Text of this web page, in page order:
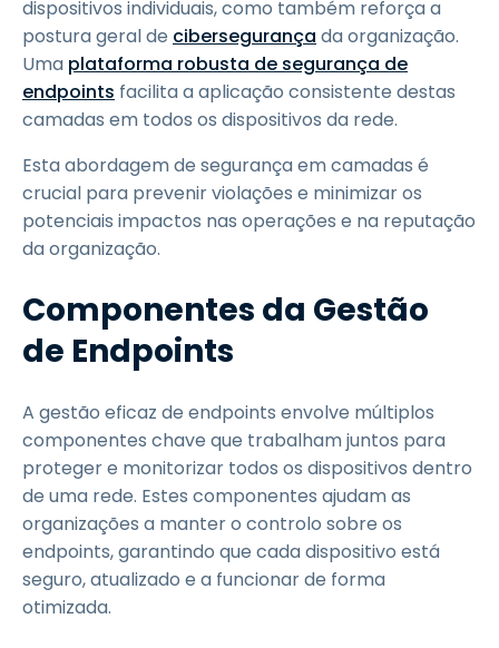
dispositivos individuais, como também reforça a
postura geral de cibersegurança da organização.
Uma plataforma robusta de segurança de
endpoints facilita a aplicação consistente destas
camadas em todos os dispositivos da rede.
Esta abordagem de segurança em camadas é
crucial para prevenir violações e minimizar os
potenciais impactos nas operações e na reputação
da organização.
Componentes da Gestão
de Endpoints
A gestão eficaz de endpoints envolve múltiplos
componentes chave que trabalham juntos para
proteger e monitorizar todos os dispositivos dentro
de uma rede. Estes componentes ajudam as
organizações a manter o controlo sobre os
endpoints, garantindo que cada dispositivo está
seguro, atualizado e a funcionar de forma
otimizada.